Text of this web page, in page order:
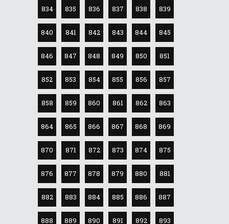
834 835 836 837 838 839
840 841 842 843 844 845
846 847 848 849 850 851
852 853 854 855 856 857
858 859 860 861 862 863
864 865 866 867 868 869
870 871 872 873 874 875
876 877 878 879 880 881
882 883 884 885 886 887
888 889 890 891 892 893